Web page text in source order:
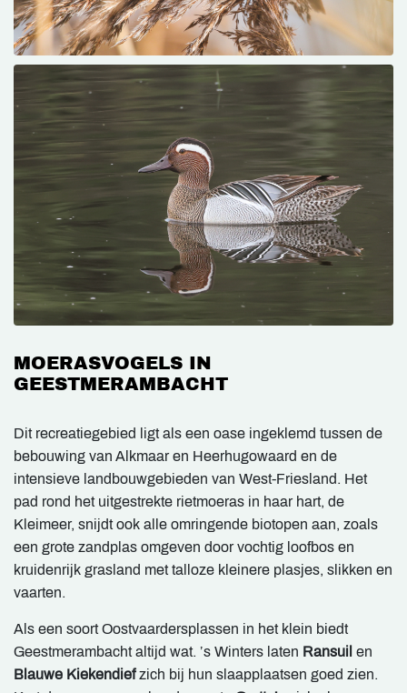
MOERASVOGELS IN
GEESTMERAMBACHT
Dit recreatiegebied ligt als een oase ingeklemd tussen de
bebouwing van Alkmaar en Heerhugowaard en de
intensieve landbouwgebieden van West-Friesland. Het
pad rond het uitgestrekte rietmoeras in haar hart, de
Kleimeer, snijdt ook alle omringende biotopen aan, zoals
een grote zandplas omgeven door vochtig loofbos en
kruidenrijk grasland met talloze kleinere plasjes, slikken en
vaarten.
Als een soort Oostvaardersplassen in het klein biedt
Geestmerambacht altijd wat. ’s Winters laten Ransuil en
Blauwe Kiekendiefzich bij hun slaapplaatsen goed zien.